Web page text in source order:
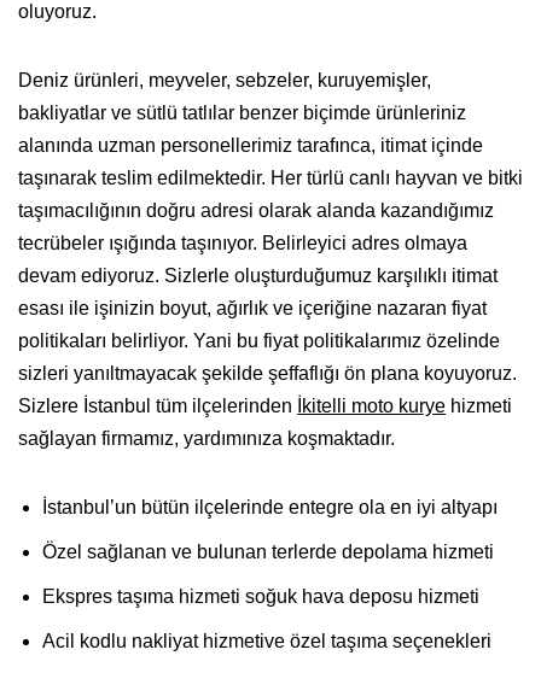
oluyoruz.
Deniz ürünleri, meyveler, sebzeler, kuruyemişler,
bakliyatlar ve sütlü tatlılar benzer biçimde ürünleriniz
alanında uzman personellerimiz tarafınca, itimat içinde
taşınarak teslim edilmektedir. Her türlü canlı hayvan ve bitki
taşımacılığının doğru adresi olarak alanda kazandığımız
tecrübeler ışığında taşınıyor. Belirleyici adres olmaya
devam ediyoruz. Sizlerle oluşturduğumuz karşılıklı itimat
esası ile işinizin boyut, ağırlık ve içeriğine nazaran fiyat
politikaları belirliyor. Yani bu fiyat politikalarımız özelinde
sizleri yanıltmayacak şekilde şeffaflığı ön plana koyuyoruz.
Sizlere İstanbul tüm ilçelerinden
İkitelli moto kurye hizmeti
sağlayan firmamız, yardımınıza koşmaktadır.
İstanbul’un bütün ilçelerinde entegre ola en iyi altyapı
Özel sağlanan ve bulunan terlerde depolama hizmeti
Ekspres taşıma hizmeti soğuk hava deposu hizmeti
Acil kodlu nakliyat hizmetive özel taşıma seçenekleri